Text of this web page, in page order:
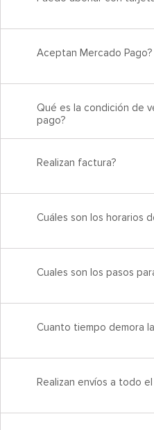
Aceptan Mercado Pago?
Qué es la condición de
pago?
Realizan factura?
Cuáles son los horarios
Cuales son los pasos
Cuanto tiempo demora
Realizan envíos a todo el